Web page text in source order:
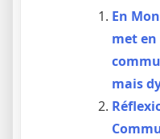
En
met
mais